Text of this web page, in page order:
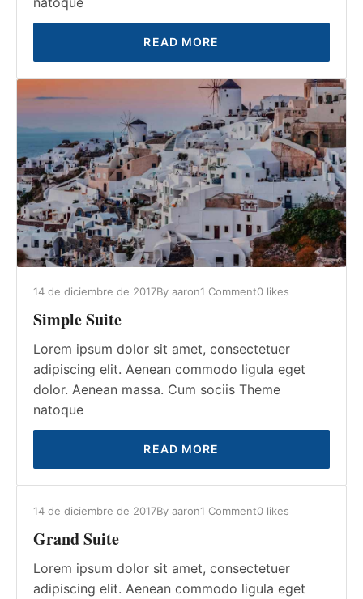
READ MORE
14 de diciembre de 2017By aaron1 Comment0 likes
Simple Suite
Lorem ipsum dolor sit amet, consectetuer
adipiscing elit. Aenean commodo ligula eget
dolor. Aenean massa. Cum sociis Theme
natoque
READ MORE
14 de diciembre de 2017By aaron1 Comment0 likes
Grand Suite
Lorem ipsum dolor sit amet, consectetuer
adipiscing elit. Aenean commodo ligula eget